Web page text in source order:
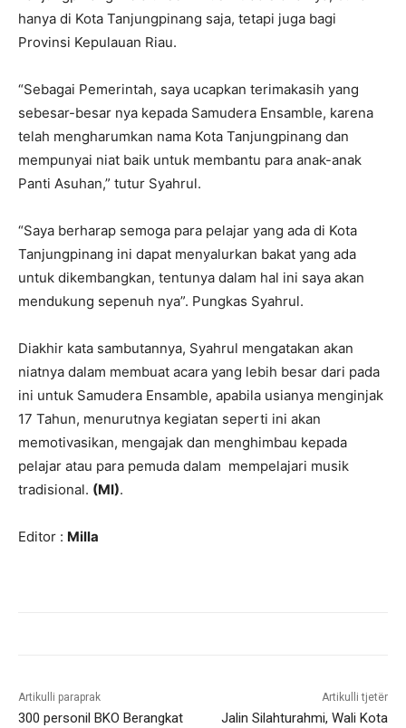
hanya di Kota Tanjungpinang saja, tetapi juga bagi
Provinsi Kepulauan Riau.
“Sebagai Pemerintah, saya ucapkan terimakasih yang
sebesar-besar nya kepada Samudera Ensamble, karena
telah mengharumkan nama Kota Tanjungpinang dan
mempunyai niat baik untuk membantu para anak-anak
Panti Asuhan,” tutur Syahrul.
“Saya berharap semoga para pelajar yang ada di Kota
Tanjungpinang ini dapat menyalurkan bakat yang ada
untuk dikembangkan, tentunya dalam hal ini saya akan
mendukung sepenuh nya”. Pungkas Syahrul.
Diakhir kata sambutannya, Syahrul mengatakan akan
niatnya dalam membuat acara yang lebih besar dari pada
ini untuk Samudera Ensamble, apabila usianya menginjak
17 Tahun, menurutnya kegiatan seperti ini akan
memotivasikan, mengajak dan menghimbau kepada
pelajar atau para pemuda dalam mempelajari musik
tradisional. (MI).
Editor : Milla
Artikulli paraprak
300 personil BKO Berangkat
Artikulli tjetër
Jalin Silahturahmi, Wali Kota